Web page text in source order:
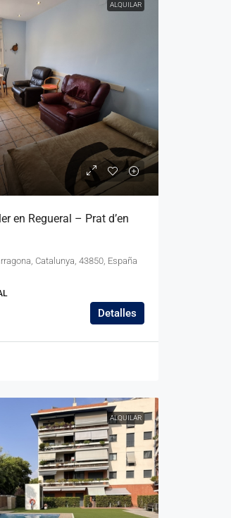
ALQUILAR
en Regueral – Prat d’en
Catalunya, 43850, España
Detalles
ALQUILAR